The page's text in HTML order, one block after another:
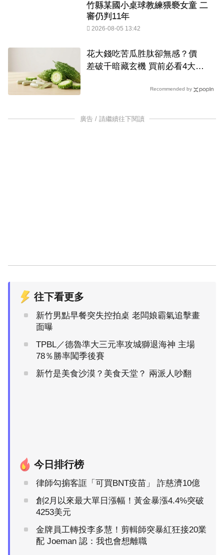
竹縣某國小桌球教練猥褻女童 二
審仍判11年
2026-08-05 13:42
花大錢吃苦瓜胜肽卻無感？價
差破千暗藏玄機 買前必看4大關
Recommended by
廣告 / 請繼續往下閱讀
往下看更多
新竹男點早餐突失控拍桌 老闆娘霸氣追擊畫
面曝
TPBL／德魯準大三元率攻城獅退海神 主場
78％勝率闖季後賽
新竹是美食沙漠？美食天堂？ 兩派人吵翻
今日排行榜
律師勾掮客誆「可買BNT疫苗」 詐慈濟10億
創2月以來最大單日漲幅！黃金暴漲4.4%突破
4253美元
金牌員工轉投李多慧！剪輯師突暴紅狂接20業
配 Joeman 認：我也會想離職